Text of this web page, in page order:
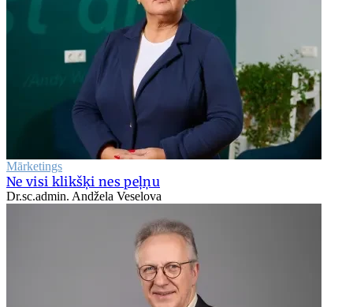
Mārketings
Ne visi klikšķi nes peļņu
Dr.sc.admin. Andžela Veselova